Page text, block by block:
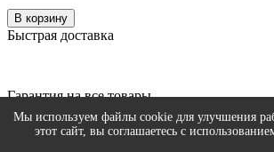
Мы используем файлы cookie для улучшения
этот сайт, вы соглашаетесь с
В корзину
Быстрая доставка
Гарантия на все товары